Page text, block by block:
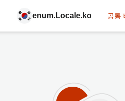
enum.Locale.ko 공통: